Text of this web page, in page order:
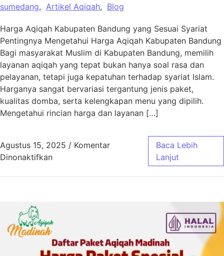
sumedang, Artikel Aqiqah, Blog
Harga Aqiqah Kabupaten Bandung yang Sesuai Syariat
Pentingnya Mengetahui Harga Aqiqah Kabupaten Bandung
Bagi masyarakat Muslim di Kabupaten Bandung, memilih
layanan aqiqah yang tepat bukan hanya soal rasa dan
pelayanan, tetapi juga kepatuhan terhadap syariat Islam.
Harganya sangat bervariasi tergantung jenis paket,
kualitas domba, serta kelengkapan menu yang dipilih.
Mengetahui rincian harga dan layanan […]
Agustus 15, 2025 / Komentar
Dinonaktifkanpada Harga Aqiqah Kabupaten Bandung
Baca Lebih
Lanjut